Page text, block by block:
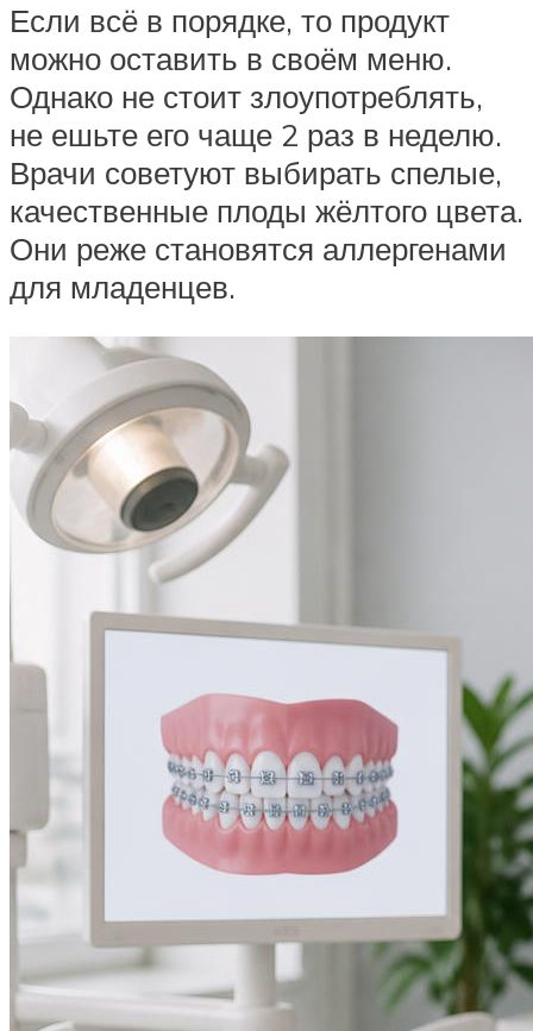
Если всё в порядке, то продукт
можно оставить в своём меню.
Однако не стоит злоупотреблять,
не ешьте его чаще 2 раз в неделю.
Врачи советуют выбирать спелые,
качественные плоды жёлтого цвета.
Они реже становятся аллергенами
для младенцев.